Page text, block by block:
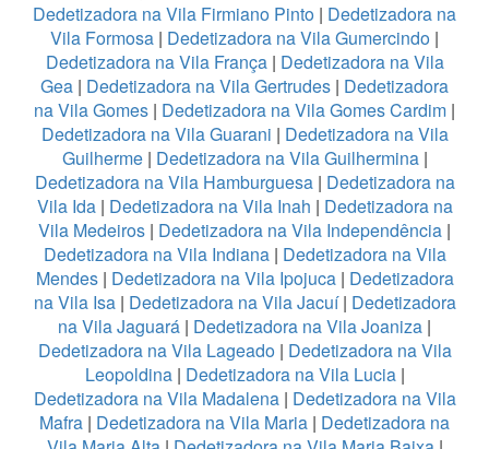
Dedetizadora na Vila Firmiano Pinto | Dedetizadora na
Vila Formosa | Dedetizadora na Vila Gumercindo |
Dedetizadora na Vila França| Dedetizadora na Vila
Gea | Dedetizadora na Vila Gertrudes | Dedetizadora
na Vila Gomes | Dedetizadora na Vila Gomes Cardim |
Dedetizadora na Vila Guarani | Dedetizadora na Vila
Guilherme| Dedetizadora na Vila Guilhermina|
Dedetizadora na Vila Hamburguesa| Dedetizadora na
Vila Ida| Dedetizadora na Vila Inah | Dedetizadora na
Vila Medeiros | Dedetizadora na Vila Independência |
Dedetizadora na Vila Indiana| Dedetizadora na Vila
Mendes| Dedetizadora na Vila Ipojuca| Dedetizadora
na Vila Isa| Dedetizadora na Vila Jacuí| Dedetizadora
na Vila Jaguará | Dedetizadora na Vila Joaniza |
Dedetizadora na Vila Lageado| Dedetizadora na Vila
Leopoldina| Dedetizadora na Vila Lucia|
Dedetizadora na Vila Madalena| Dedetizadora na Vila
Mafra | Dedetizadora na Vila Maria | Dedetizadora na